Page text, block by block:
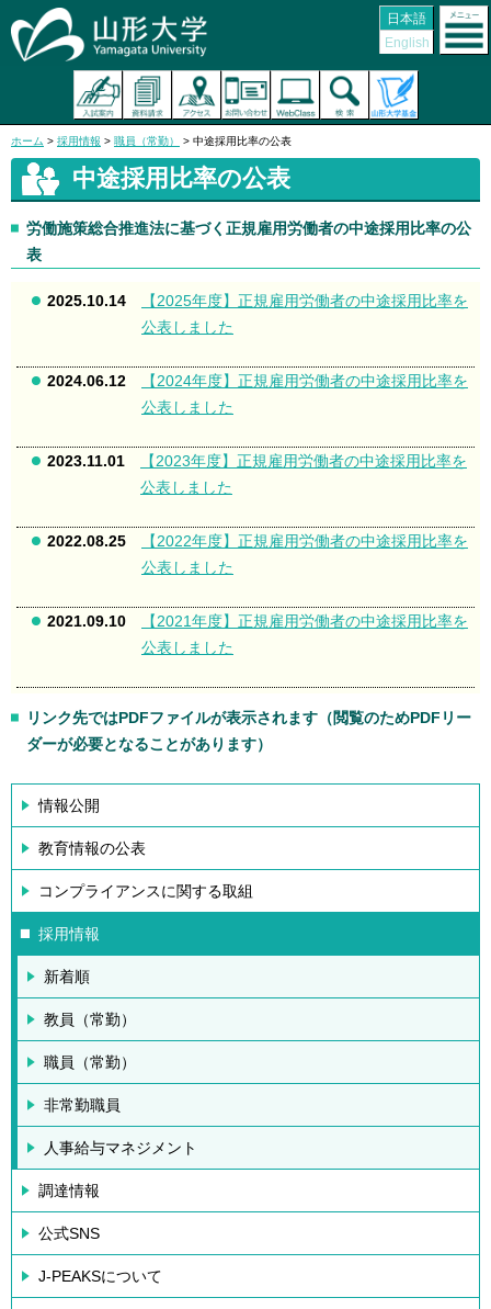
日本語
English
ホーム > 採用情報 > 職員（常勤） > 中途採用比率の公表
中途採用比率の公表
労働施策総合推進法に基づく正規雇用労働者の中途採用比率の公
表
2025.10.14
【2025年度】正規雇用労働者の中途採用比率を
公表しました
2024.06.12
【2024年度】正規雇用労働者の中途採用比率を
公表しました
2023.11.01
【2023年度】正規雇用労働者の中途採用比率を
公表しました
2022.08.25
【2022年度】正規雇用労働者の中途採用比率を
公表しました
2021.09.10
【2021年度】正規雇用労働者の中途採用比率を
公表しました
リンク先ではPDFファイルが表示されます（閲覧のためPDFリー
ダーが必要となることがあります）
情報公開
教育情報の公表
コンプライアンスに関する取組
採用情報
新着順
教員（常勤）
職員（常勤）
非常勤職員
人事給与マネジメント
調達情報
公式SNS
J-PEAKSについて